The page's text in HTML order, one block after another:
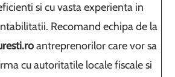
si cu vasta experienta in
Recomand echipa de la
antreprenorilor care vor sa
cu autoritatile locale fiscale si